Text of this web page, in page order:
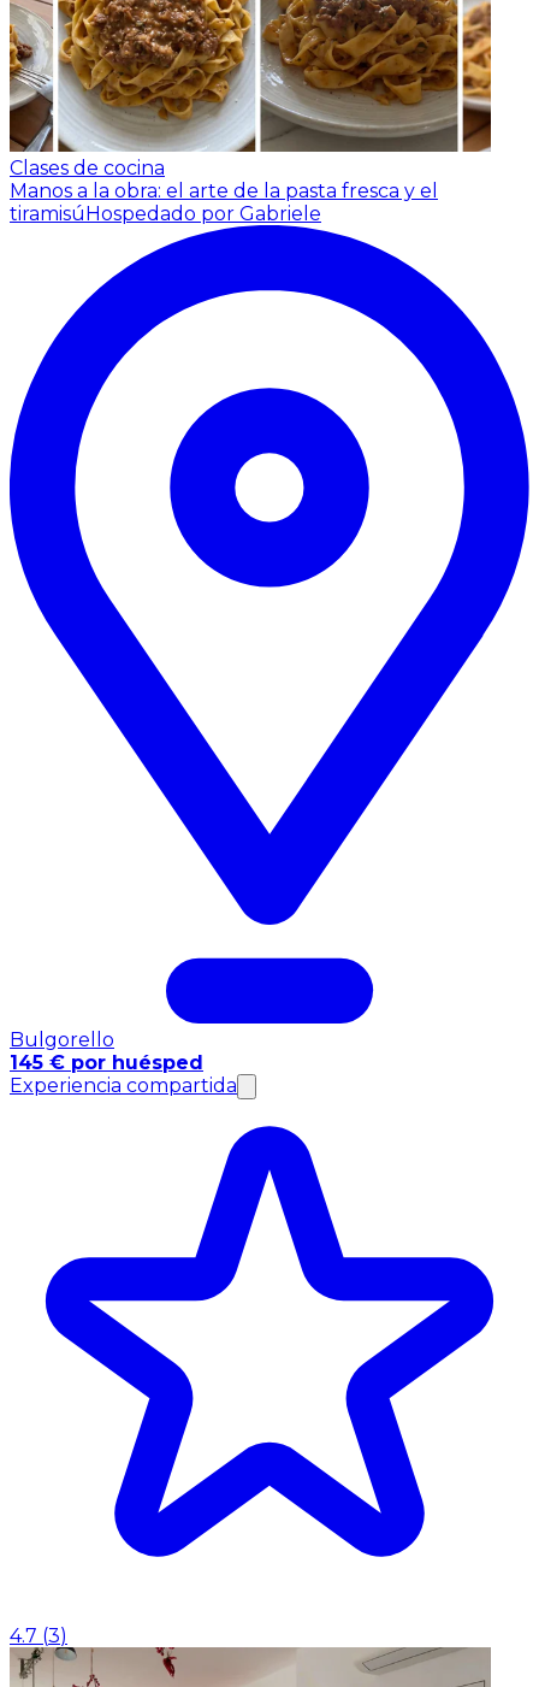
Clases de cocina
Manos a la obra: el arte de la pasta fresca y el
tiramisúHospedado por Gabriele
Bulgorello
145 € por huésped
Experiencia compartida
4.7 (3)